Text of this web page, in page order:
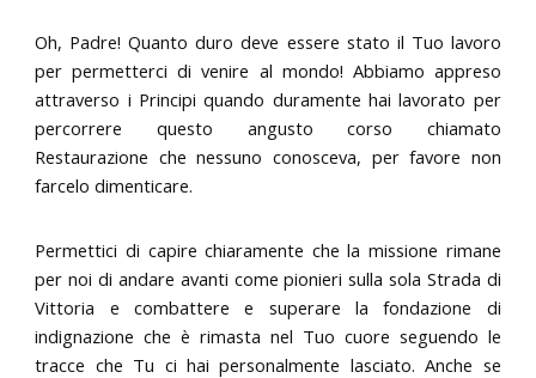
Oh, Padre! Quanto duro deve essere stato il Tuo lavoro
per permetterci di venire al mondo! Abbiamo appreso
attraverso i Principi quando duramente hai lavorato per
percorrere questo angusto corso chiamato
Restaurazione che nessuno conosceva, per favore non
farcelo dimenticare.
Permettici di capire chiaramente che la missione rimane
per noi di andare avanti come pionieri sulla sola Strada di
Vittoria e combattere e superare la fondazione di
indignazione che è rimasta nel Tuo cuore seguendo le
tracce che Tu ci hai personalmente lasciato. Anche se